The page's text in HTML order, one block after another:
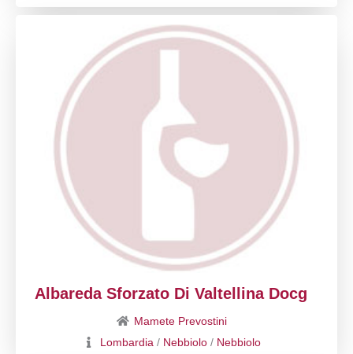
Albareda Sforzato Di Valtellina Docg
Mamete Prevostini
Lombardia / Nebbiolo/ Nebbiolo